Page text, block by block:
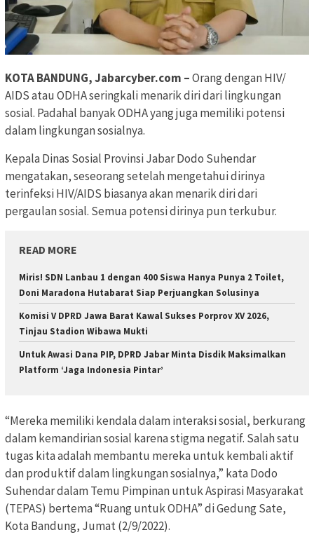
KOTA BANDUNG, Jabarcyber.com –Orang dengan HIV/
AIDS atau ODHA seringkali menarik diri dari lingkungan
sosial. Padahal banyak ODHA yang juga memiliki potensi
dalam lingkungan sosialnya.
Kepala Dinas Sosial Provinsi Jabar Dodo Suhendar
mengatakan, seseorang setelah mengetahui dirinya
terinfeksi HIV/AIDS biasanya akan menarik diri dari
pergaulan sosial. Semua potensi dirinya pun terkubur.
READ MORE
Miris! SDN Lanbau 1 dengan 400 Siswa Hanya Punya 2 Toilet,
Doni Maradona Hutabarat Siap Perjuangkan Solusinya
Komisi V DPRD Jawa Barat Kawal Sukses Porprov XV 2026,
Tinjau Stadion Wibawa Mukti
Untuk Awasi Dana PIP, DPRD Jabar Minta Disdik Maksimalkan
Platform ‘Jaga Indonesia Pintar’
“Mereka memiliki kendala dalam interaksi sosial, berkurang
dalam kemandirian sosial karena stigma negatif. Salah satu
tugas kita adalah membantu mereka untuk kembali aktif
dan produktif dalam lingkungan sosialnya,” kata Dodo
Suhendar dalam Temu Pimpinan untuk Aspirasi Masyarakat
(TEPAS) bertema “Ruang untuk ODHA” di Gedung Sate,
Kota Bandung, Jumat (2/9/2022).